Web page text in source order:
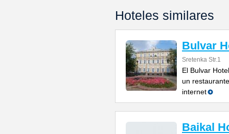
Hoteles similares
Bulvar
Sretenka Str.1
El Bulvar
un
internet
Baikal